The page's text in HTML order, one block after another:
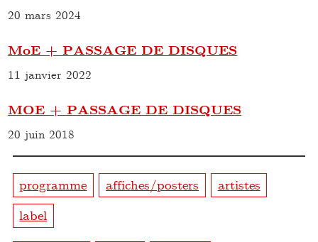
20 mars 2024
MoE + PASSAGE DE DISQUES
11 janvier 2022
MOE + PASSAGE DE DISQUES
20 juin 2018
programme affiches/posters
artistes
label